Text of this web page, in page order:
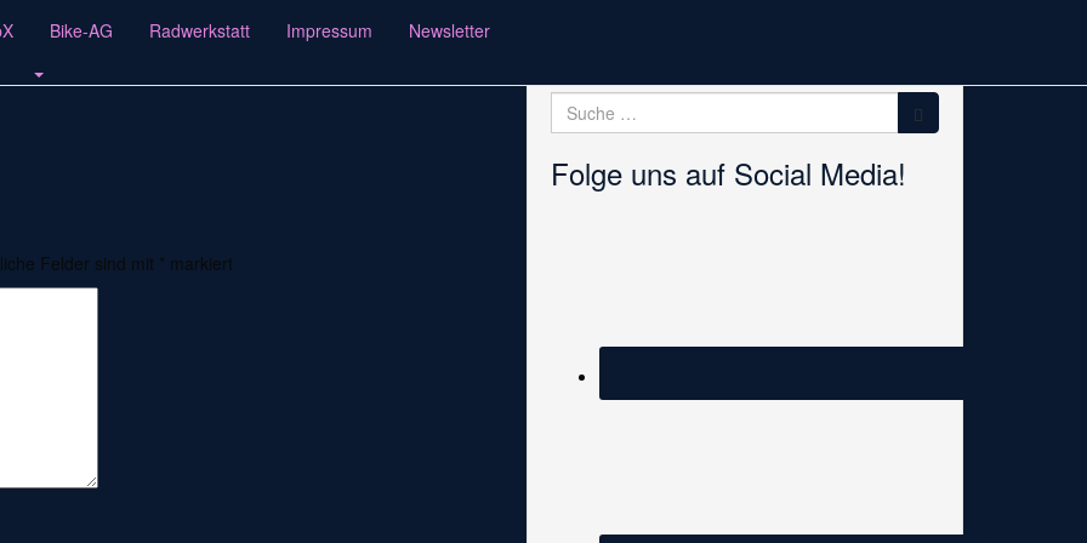
Bike-AG Radwerkstatt Impressum Newsletter
172cce9c3699
Felder sind mit * markiert
Suche
nach:
Folge uns auf Social Media!